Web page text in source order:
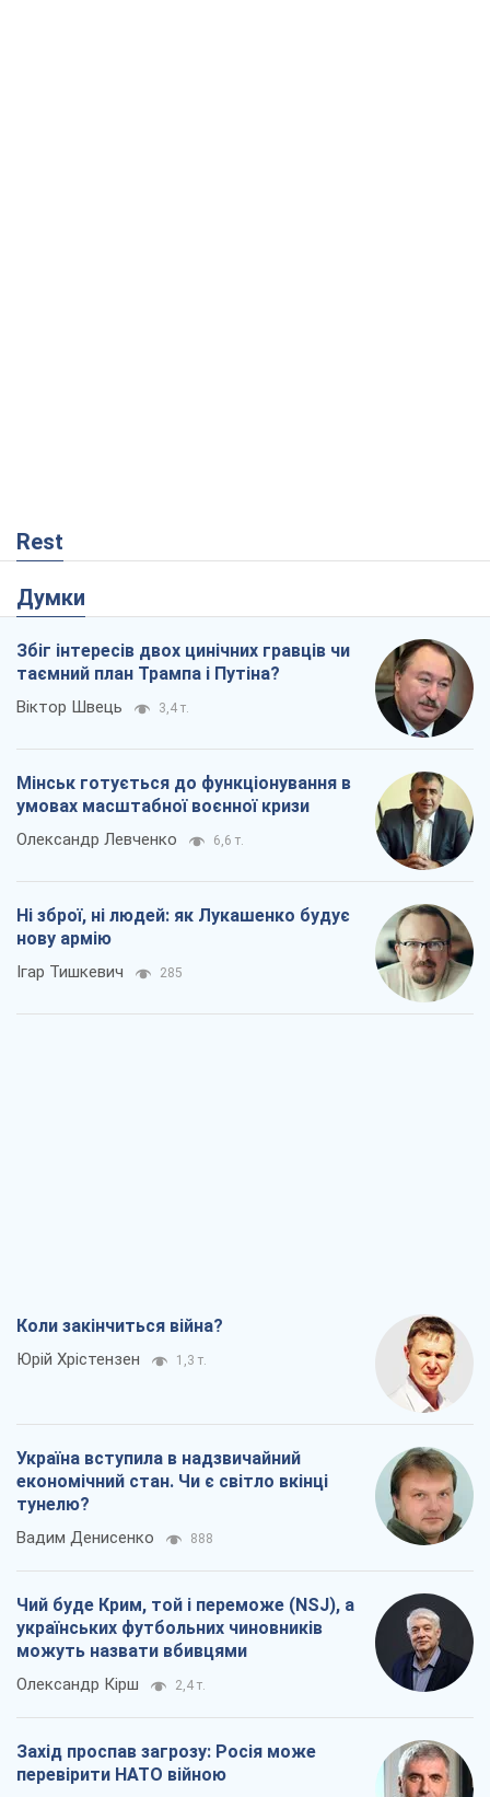
Rest
Думки
Збіг інтересів двох цинічних гравців чи
таємний план Трампа і Путіна?
Віктор Швець 3,4 т.
Мінськ готується до функціонування в
умовах масштабної воєнної кризи
Олександр Левченко 6,6 т.
Ні зброї, ні людей: як Лукашенко будує
нову армію
Ігар Тишкевич 285
Коли закінчиться війна?
Юрій Хрістензен 1,3 т.
Україна вступила в надзвичайний
економічний стан. Чи є світло вкінці
тунелю?
Вадим Денисенко 888
Чий буде Крим, той і переможе (NSJ), а
українських футбольних чиновників
можуть назвати вбивцями
Олександр Кірш 2,4 т.
Захід проспав загрозу: Росія може
перевірити НАТО війною